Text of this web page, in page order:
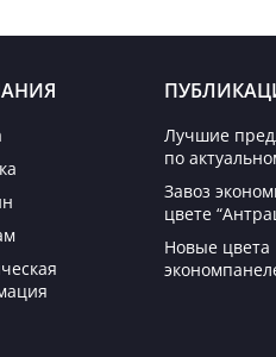
Лучшие
по
Завоз
цвете
Новые цвета